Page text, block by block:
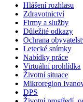
Hlášení rozhlasu
Zdravotnictví
Firmy a služby
Důležité odkazy
Ochrana
Letecké snímky
Nabídky práce
Virtuální prohlídka
Životní situace
Mikroregion
DPS